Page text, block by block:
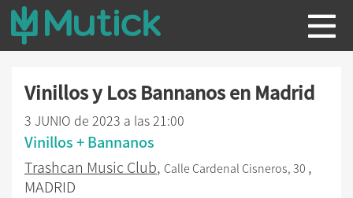
Vinillos y Los Bannanos en Madrid
3 JUNIO de 2023 a las 21:00
Vinillos + Bannanos
Trashcan Music Club, Calle Cardenal Cisneros, 30 ,
MADRID